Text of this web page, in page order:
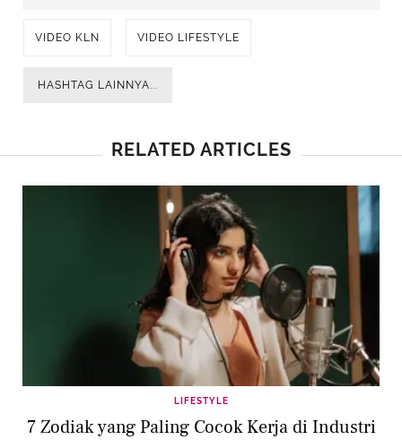
VIDEO KLN VIDEO LIFESTYLE
HASHTAG LAINNYA...
RELATED ARTICLES
LIFESTYLE
7 Zodiak yang Paling Cocok Kerja di Industri